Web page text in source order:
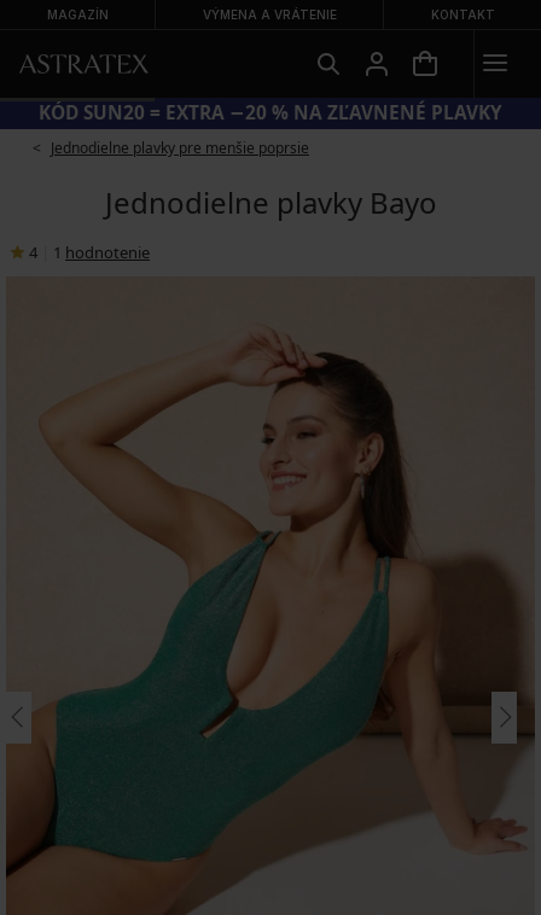
MAGAZÍN VÝMENA A VRÁTENIE KONTAKT
KÓD SUN20 = EXTRA −20 % NA ZĽAVNENÉ PLAVKY
Jednodielne plavky pre menšie poprsie
Jednodielne plavky Bayo
4 1 hodnotenie